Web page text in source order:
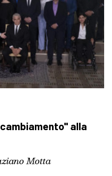
alla
Motta